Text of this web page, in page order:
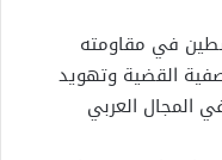
في مقاومته
القضية وتهويد
المجال العربي